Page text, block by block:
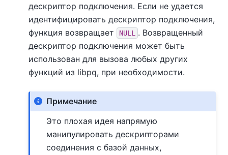
дескриптор подключения. Если не удается
идентифицировать дескриптор подключения,
функция возвращает
NULL
. Возвращенный
дескриптор подключения может быть
использован для вызова любых других
функций из libpq, при необходимости.
Примечание
Это плохая идея напрямую
манипулировать дескрипторами
соединения с базой данных,